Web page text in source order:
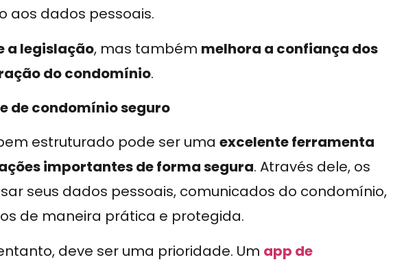
aos dados pessoais.
a legislação, mas também melhora a confiança dos
do condomínio.
de condomínio seguro
estruturado pode ser uma excelente ferramenta
importantes de forma segura. Através dele, os
seus dados pessoais, comunicados do condomínio,
de maneira prática e protegida.
deve ser uma prioridade. Um app de